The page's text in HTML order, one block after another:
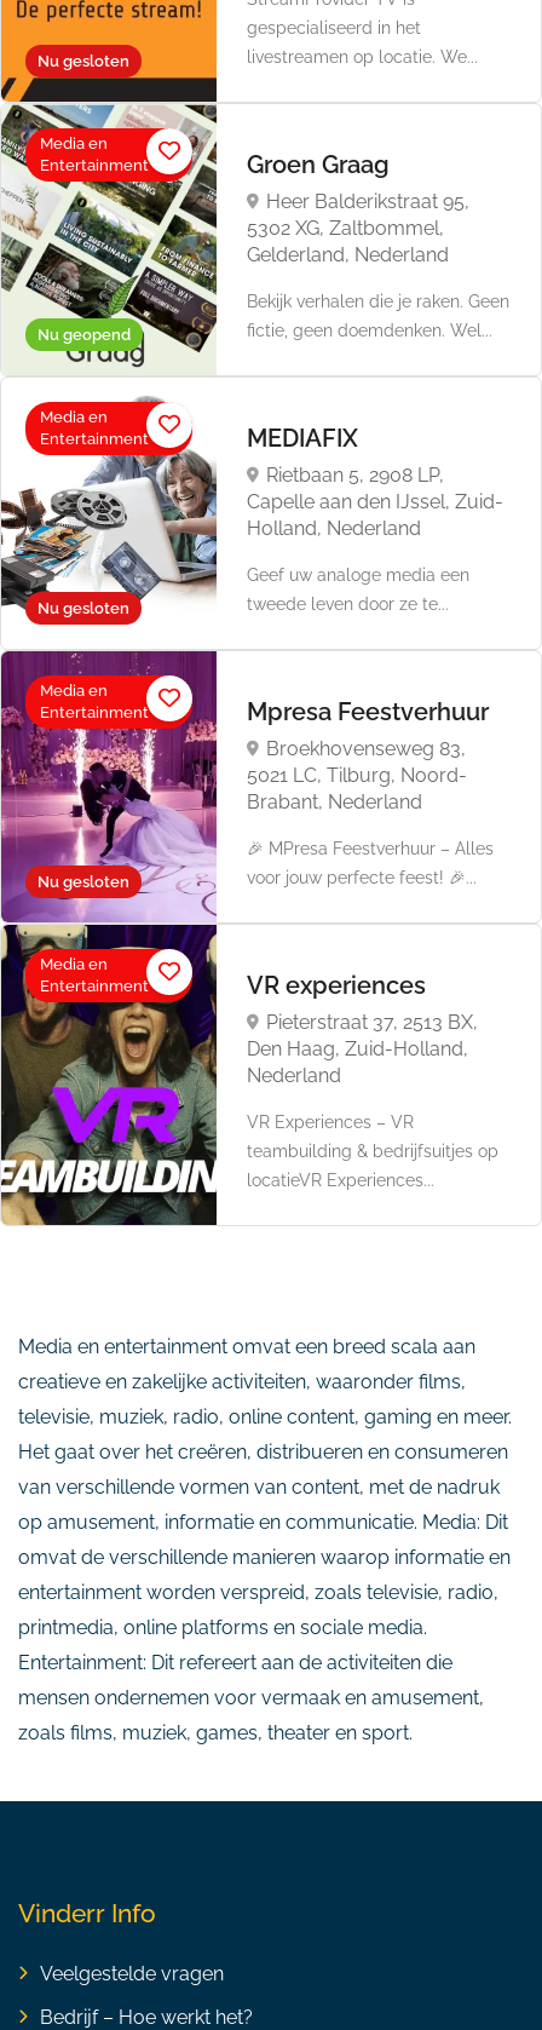
Nu gesloten
gespecialiseerd in het
livestreamen op locatie. We...
Nu geopend
Media en
Entertainment
Groen Graag
Heer Balderikstraat 95,
5302 XG, Zaltbommel,
Gelderland, Nederland
Bekijk verhalen die je raken. Geen
fictie, geen doemdenken. Wel...
Nu gesloten
Media en
Entertainment
MEDIAFIX
Rietbaan 5, 2908 LP,
Capelle aan den IJssel, Zuid-
Holland, Nederland
Geef uw analoge media een
tweede leven door ze te...
Nu gesloten
Media en
Entertainment
Mpresa Feestverhuur
Broekhovenseweg 83,
5021 LC, Tilburg, Noord-
Brabant, Nederland
🎉 MPresa Feestverhuur – Alles
voor jouw perfecte feest! 🎉...
Media en
Entertainment
VR experiences
Pieterstraat 37, 2513 BX,
Den Haag, Zuid-Holland,
Nederland
VR Experiences – VR
teambuilding & bedrijfsuitjes op
locatieVR Experiences...
Media en entertainment omvat een breed scala aan
creatieve en zakelijke activiteiten, waaronder films,
televisie, muziek, radio, online content, gaming en meer.
Het gaat over het creëren, distribueren en consumeren
van verschillende vormen van content, met de nadruk
op amusement, informatie en communicatie. Media: Dit
omvat de verschillende manieren waarop informatie en
entertainment worden verspreid, zoals televisie, radio,
printmedia, online platforms en sociale media.
Entertainment: Dit refereert aan de activiteiten die
mensen ondernemen voor vermaak en amusement,
zoals films, muziek, games, theater en sport.
Vinderr Info
Veelgestelde vragen
Bedrijf – Hoe werkt het?